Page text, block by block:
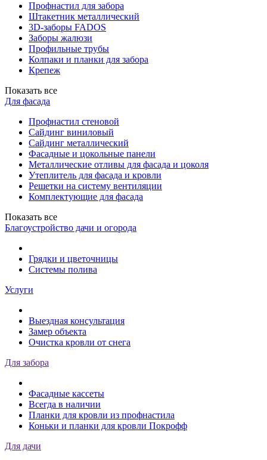
Профнастил для забора
Штакетник металлический
3D-заборы FADOS
Заборы жалюзи
Профильные трубы
Колпаки и планки для забора
Крепеж
Показать все
Для фасада
Профнастил стеновой
Сайдинг виниловый
Сайдинг металлический
Фасадные и цокольные панели
Металлические отливы для фасада и цоколя
Утеплитель для фасада и кровли
Решетки на систему вентиляции
Комплектующие для фасада
Показать все
Благоустройство дачи и огорода
Грядки и цветочницы
Системы полива
Услуги
Выездная консультация
Замер объекта
Очистка кровли от снега
Для забора
Фасадные кассеты
Всегда в наличии
Планки для кровли из профнастила
Коньки и планки для кровли Покрофф
Для дачи